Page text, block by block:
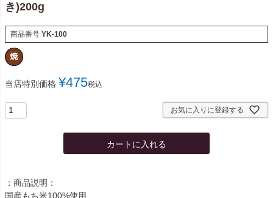
き)200g
商品番号 YK-100
当店特別価格 ¥475税込
お気に入りに登録する
カートに入れる
：商品説明：
国産もち米100%使用